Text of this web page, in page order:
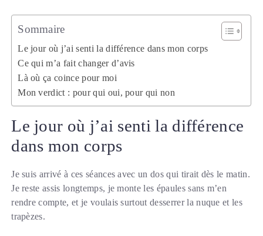
Sommaire
Le jour où j’ai senti la différence dans mon corps
Ce qui m’a fait changer d’avis
Là où ça coince pour moi
Mon verdict : pour qui oui, pour qui non
Le jour où j’ai senti la différence
dans mon corps
Je suis arrivé à ces séances avec un dos qui tirait dès le matin.
Je reste assis longtemps, je monte les épaules sans m’en
rendre compte, et je voulais surtout desserrer la nuque et les
trapèzes.